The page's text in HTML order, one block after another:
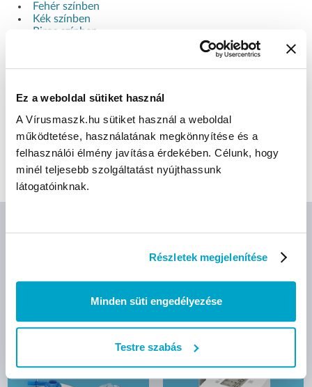
Ez a weboldal sütiket használ
A Vírusmaszk.hu sütiket használ a weboldal
működtetése, használatának megkönnyítése és a
felhasználói élmény javítása érdekében. Célunk, hogy
minél teljesebb szolgáltatást nyújthassunk
látogatóinknak.
Részletek megjelenítése
Minden süti engedélyezése
Testre szabás
Fehér színben
Kék színben
Piros színben